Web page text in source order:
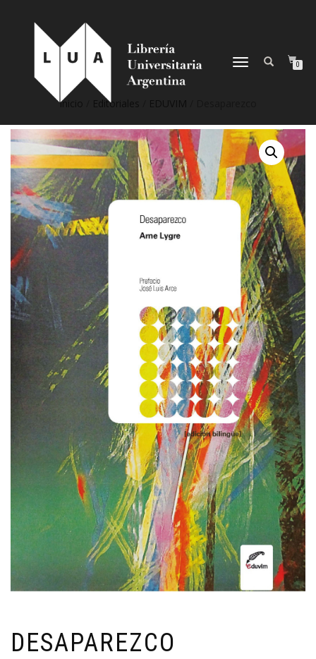
NAVEGACIÓN
0
Inicio Editoriales
DESAPAREZCO